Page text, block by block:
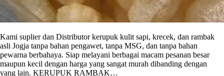
Kami suplier dan Distributor kerupuk kulit sapi, krecek, dan rambak
asli Jogja tanpa bahan pengawet, tanpa MSG, dan tanpa bahan
pewarna berbahaya. Siap melayani berbagai macam pesanan besar
maupun kecil dengan harga yang sangat murah dibanding dengan
yang lain. KERUPUK RAMBAK…